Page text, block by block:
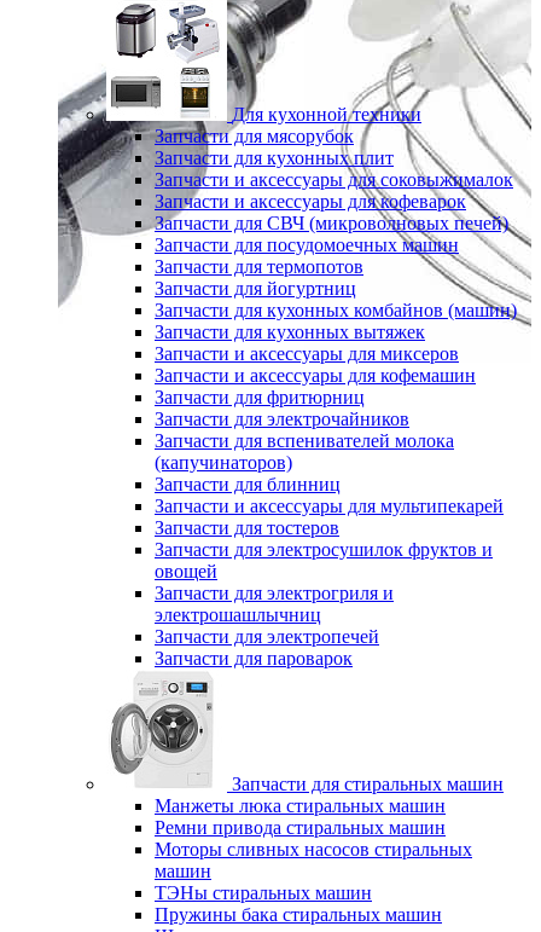
Для кухонной техники
Запчасти для мясорубок
Запчасти для кухонных плит
Запчасти и аксессуары для соковыжималок
Запчасти и аксессуары для кофеварок
Запчасти для СВЧ (микроволновых печей)
Запчасти для посудомоечных машин
Запчасти для термопотов
Запчасти для йогуртниц
Запчасти для кухонных комбайнов (машин)
Запчасти для кухонных вытяжек
Запчасти и аксессуары для миксеров
Запчасти и аксессуары для кофемашин
Запчасти для фритюрниц
Запчасти для электрочайников
Запчасти для вспенивателей молока
(капучинаторов)
Запчасти для блинниц
Запчасти и аксессуары для мультипекарей
Запчасти для тостеров
Запчасти для электросушилок фруктов и
овощей
Запчасти для электрогриля и
электрошашлычниц
Запчасти для электропечей
Запчасти для пароварок
Запчасти для стиральных машин
Манжеты люка стиральных машин
Ремни привода стиральных машин
Моторы сливных насосов стиральных
машин
ТЭНы стиральных машин
Пружины бака стиральных машин